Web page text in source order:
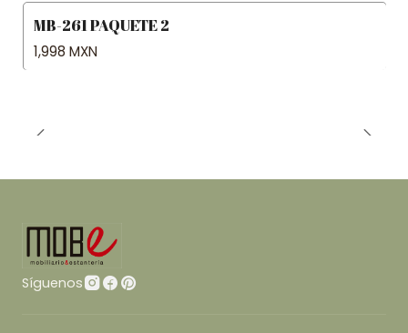
MB-261 PAQUETE 2
1,998 MXN
Síguenos